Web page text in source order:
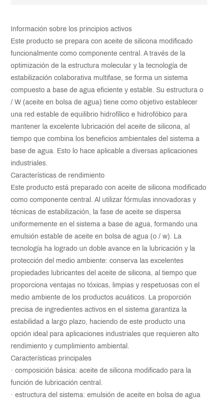
Información sobre los principios activos
Este producto se prepara con aceite de silicona modificado
funcionalmente como componente central. A través de la
optimización de la estructura molecular y la tecnología de
estabilización colaborativa multifase, se forma un sistema
compuesto a base de agua eficiente y estable. Su estructura o
/ W (aceite en bolsa de agua) tiene como objetivo establecer
una red estable de equilibrio hidrofílico e hidrofóbico para
mantener la excelente lubricación del aceite de silicona, al
tiempo que combina los beneficios ambientales del sistema a
base de agua. Esto lo hace aplicable a diversas aplicaciones
industriales.
Características de rendimiento
Este producto está preparado con aceite de silicona modificado
como componente central. Al utilizar fórmulas innovadoras y
técnicas de estabilización, la fase de aceite se dispersa
uniformemente en el sistema a base de agua, formando una
emulsión estable de aceite en bolsa de agua (o / w). La
tecnología ha logrado un doble avance en la lubricación y la
protección del medio ambiente: conserva las excelentes
propiedades lubricantes del aceite de silicona, al tiempo que
proporciona ventajas no tóxicas, limpias y respetuosas con el
medio ambiente de los productos acuáticos. La proporción
precisa de ingredientes activos en el sistema garantiza la
estabilidad a largo plazo, haciendo de este producto una
opción ideal para aplicaciones industriales que requieren alto
rendimiento y cumplimiento ambiental.
Características principales
· composición básica: aceite de silicona modificado para la
función de lubricación central.
· estructura del sistema: emulsión de aceite en bolsa de agua